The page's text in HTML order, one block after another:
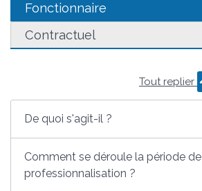
Fonctionnaire
Contractuel
Tout replier
De quoi s'agit-il ?
Comment se déroule la période de
professionnalisation ?